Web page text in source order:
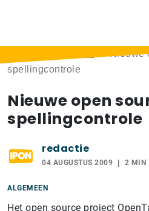
spellingcontrole
Nieuwe open
spellingcontrole
redactie
04 AUGUSTUS 2009 2 MIN
ALGEMEEN
Het open source project